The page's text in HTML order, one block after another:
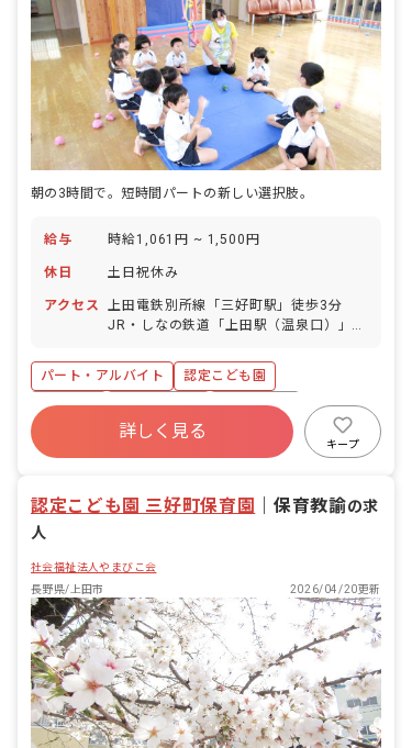
朝の3時間で。短時間パートの新しい選択肢。
給与 時給1,061円 ~ 1,500円
休日 土日祝休み
アクセス
上田電鉄別所線「三好町駅」徒歩3分
JR・しなの鉄道「上田駅（温泉口）」徒
勤OK（駐輪場・駐車場無料）
パート・アルバイト
認定こども園
復帰率高
社会保険完備
土日祝休み
昇給昇進あり
産休育休制度
詳しく見る
キープ
認定こども園 三好町保育園 保育教諭の求
人
社会福祉法人やまびこ会
長野県/上田市
2026/04/20更新